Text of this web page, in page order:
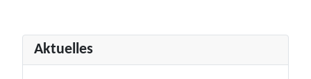
Aktuelles